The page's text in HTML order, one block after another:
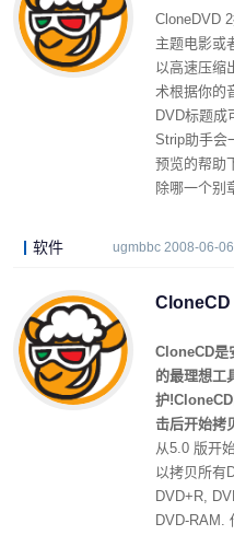
CloneDVD
主题电影或
以高速压缩
术根据你的
DVD标题成
Strip助手会
预览的帮助
除哪一个别
软件 ugmbbc 2008-06-
CloneCD
CloneCD是
的最理想工
护
击后开始拷
从5.0 版开
以拷贝所有
DVD+R,
DVD-RAM.